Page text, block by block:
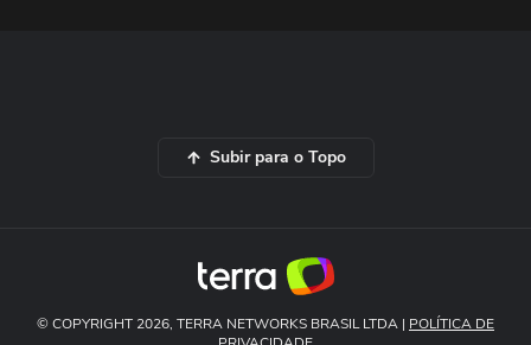
Subir para o Topo
© COPYRIGHT 2026, TERRA NETWORKS BRASIL LTDA | POLÍTICA DE